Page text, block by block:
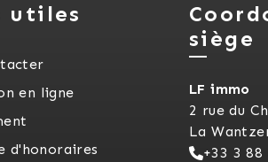
utiles
en ligne
d'honoraires
siège
LF immo
2 rue du
La
+33 3 88